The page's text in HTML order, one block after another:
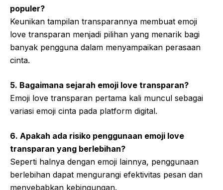
populer?
Keunikan tampilan transparannya membuat emoji
love transparan menjadi pilihan yang menarik bagi
banyak pengguna dalam menyampaikan perasaan
cinta.
5. Bagaimana sejarah emoji love transparan?
Emoji love transparan pertama kali muncul sebagai
variasi emoji cinta pada platform digital.
6. Apakah ada risiko penggunaan emoji love
transparan yang berlebihan?
Seperti halnya dengan emoji lainnya, penggunaan
berlebihan dapat mengurangi efektivitas pesan dan
menyebabkan kebingungan.